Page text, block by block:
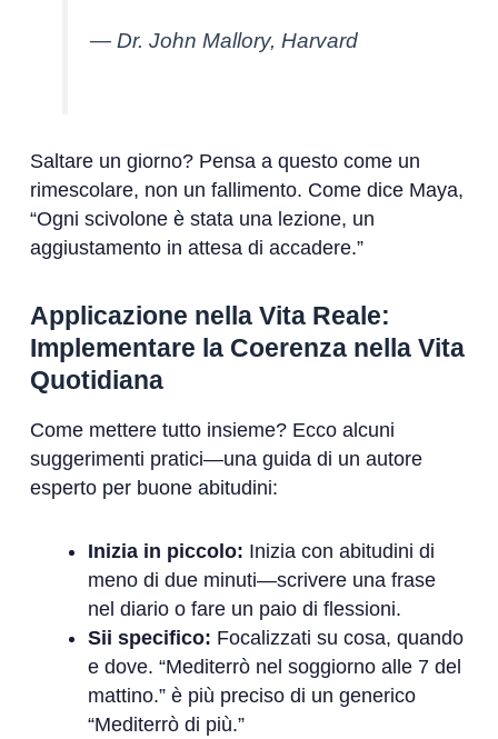
— Dr. John Mallory, Harvard
Saltare un giorno? Pensa a questo come un
rimescolare, non un fallimento. Come dice Maya,
“Ogni scivolone è stata una lezione, un
aggiustamento in attesa di accadere.”
Applicazione nella Vita Reale:
Implementare la Coerenza nella Vita
Quotidiana
Come mettere tutto insieme? Ecco alcuni
suggerimenti pratici—una guida di un autore
esperto per buone abitudini:
Inizia in piccolo: Inizia con abitudini di
meno di due minuti—scrivere una frase
nel diario o fare un paio di flessioni.
Sii specifico: Focalizzati su cosa, quando
e dove. “Mediterrò nel soggiorno alle 7 del
mattino.” è più preciso di un generico
“Mediterrò di più.”